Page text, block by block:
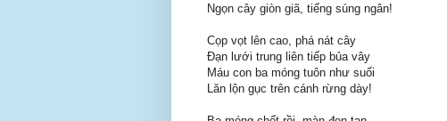
Ngọn cây giòn giã, tiếng súng ngân!
Cọp vọt lên cao, phá nát cây
Đạn lưới trung liên tiếp bủa vây
Máu con ba móng tuôn như suối
Lăn lộn gục trên cánh rừng dày!